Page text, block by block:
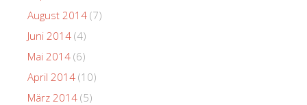
August 2014 (7)
Juni 2014 (4)
Mai 2014 (6)
April 2014 (10)
März 2014 (5)